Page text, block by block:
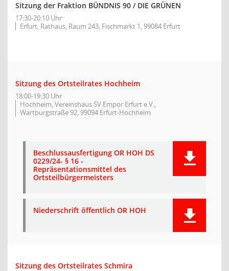
Sitzung der Fraktion BÜNDNIS 90 / DIE GRÜNEN
17:30-20:10 Uhr
Erfurt, Rathaus, Raum 243, Fischmarkt 1, 99084 Erfurt
Sitzung des Ortsteilrates Hochheim
18:00-19:30 Uhr
Hochheim, Vereinshaus SV Empor Erfurt e.V.,
Wartburgstraße 92, 99094 Erfurt-Hochheim
Beschlussausfertigung OR HOH DS
0229/24- § 16 -
Repräsentationsmittel des
Ortsteilbürgermeisters
Niederschrift öffentlich OR HOH
Sitzung des Ortsteilrates Schmira